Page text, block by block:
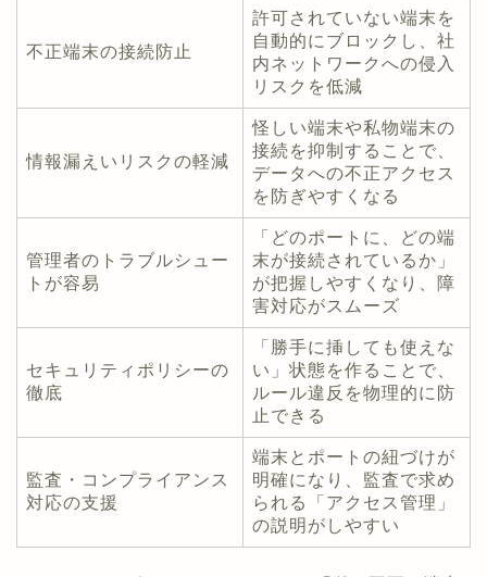
不正端末の接続防止
許可されていない端末を
自動的にブロックし、社
内ネットワークへの侵入
リスクを低減
情報漏えいリスクの軽減
怪しい端末や私物端末の
接続を抑制することで、
データへの不正アクセス
を防ぎやすくなる
管理者のトラブルシュー
トが容易
「どのポートに、どの端
末が接続されているか」
が把握しやすくなり、障
害対応がスムーズ
セキュリティポリシーの
徹底
「勝手に挿しても使えな
い」状態を作ることで、
ルール違反を物理的に防
止できる
監査・コンプライアンス
対応の支援
端末とポートの紐づけが
明確になり、監査で求め
られる「アクセス管理」
の説明がしやすい